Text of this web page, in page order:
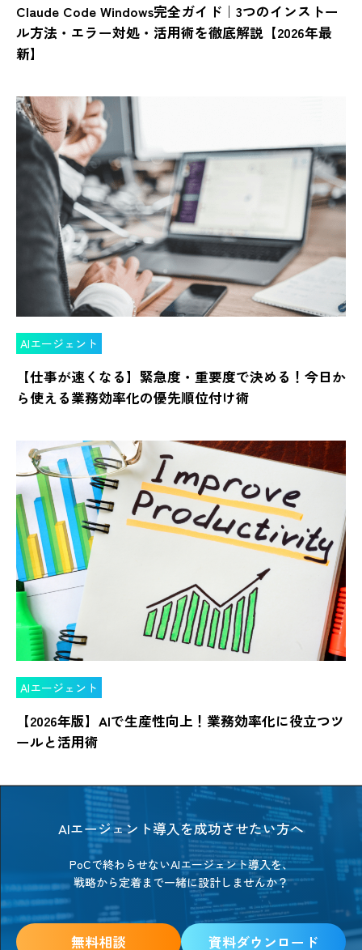
Claude Code Windows完全ガイド｜3つのインストー
ル方法・エラー対処・活用術を徹底解説【2026年最
新】
AIエージェント
【仕事が速くなる】緊急度・重要度で決める！今日か
ら使える業務効率化の優先順位付け術
AIエージェント
【2026年版】AIで生産性向上！業務効率化に役立つツ
ールと活用術
AIエージェント導入を成功させたい方へ
PoCで終わらせないAIエージェント導入を、
戦略から定着まで一緒に設計しませんか？
無料相談 資料ダウンロード